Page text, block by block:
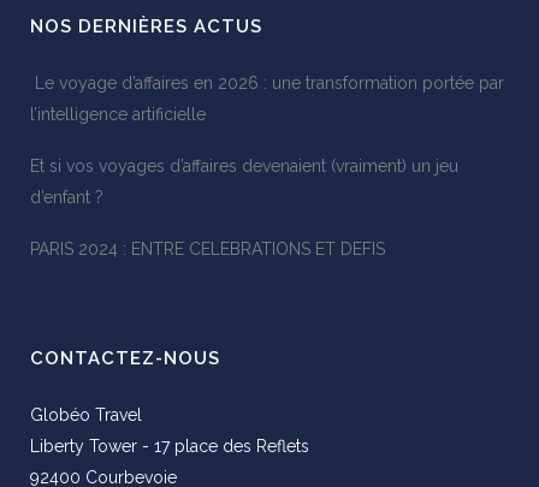
NOS DERNIÈRES ACTUS
Le voyage d’affaires en 2026 : une transformation portée par
l’intelligence artificielle
Et si vos voyages d’affaires devenaient (vraiment) un jeu
d’enfant ?
PARIS 2024 : ENTRE CELEBRATIONS ET DEFIS
CONTACTEZ-NOUS
Globéo Travel
Liberty Tower - 17 place des Reflets
92400 Courbevoie